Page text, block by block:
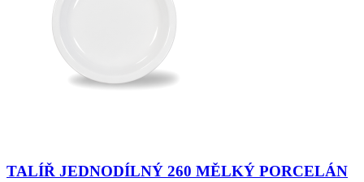
TALÍŘ JEDNODÍLNÝ 260 MĚLKÝ PORCELÁN